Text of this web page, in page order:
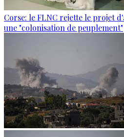
Corse: le FLNC rejette le projet
une "colonisation de peuplement"